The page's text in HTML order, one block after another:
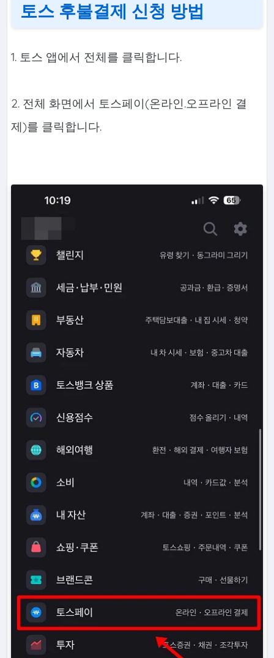
토스 후불결제 신청 방법
1. 토스 앱에서 전체를 클릭합니다.
2. 전체 화면에서 토스페이(온라인.오프라인 결
제)를 클릭합니다.